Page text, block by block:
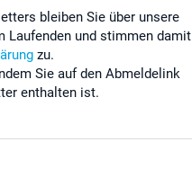
bleiben Sie über unsere
Laufenden und stimmen damit
zu.
Sie auf den Abmeldelink
enthalten ist.